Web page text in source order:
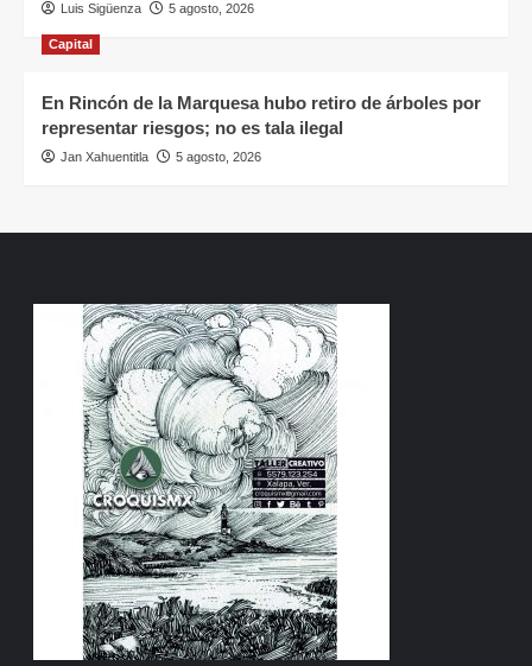
Luis Sigüenza 5 agosto, 2026
Capital
En Rincón de la Marquesa hubo retiro de árboles por
representar riesgos; no es tala ilegal
Jan Xahuentitla 5 agosto, 2026